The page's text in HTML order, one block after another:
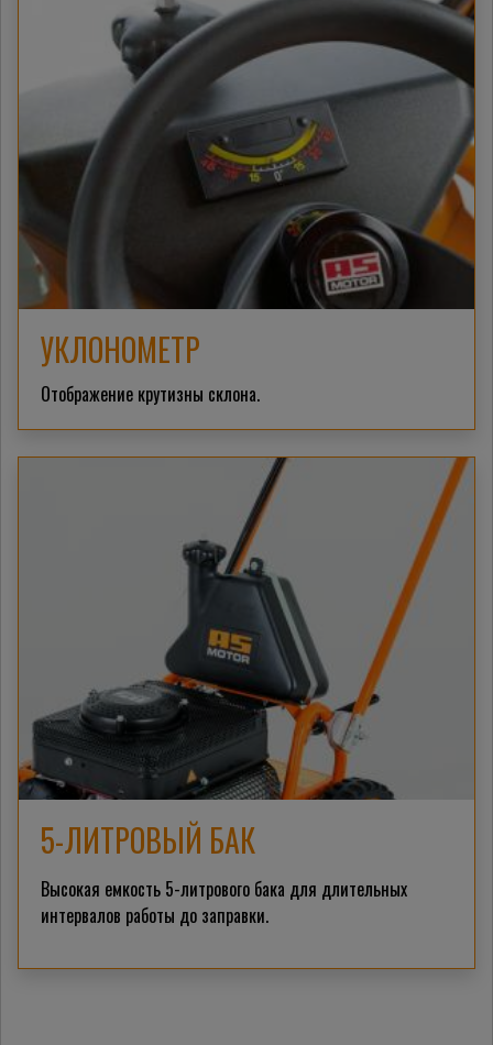
УКЛОНОМЕТР
Отображение крутизны склона.
5-ЛИТРОВЫЙ БАК
Высокая емкость 5-литрового бака для длительных
интервалов работы до заправки.